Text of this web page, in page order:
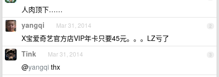
人肉顶下……
2
yangqi Mar 31, 2014
X宝爱奇艺官方店VIP年卡只要45元。。。LZ亏了
3
Tink Mar 31, 2014
@yangqi thx